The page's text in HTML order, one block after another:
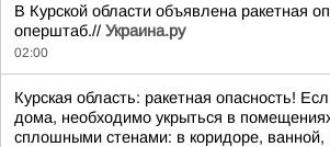
В Курской области объявлена ракетная
оперштаб.// Украина.ру
02:00
Курская область: ракетная опасность!
дома, необходимо укрыться в
сплошными стенами: в коридоре,